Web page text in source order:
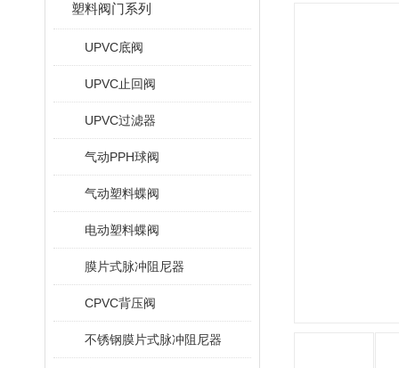
塑料阀门系列
UPVC底阀
UPVC止回阀
UPVC过滤器
气动PPH球阀
气动塑料蝶阀
电动塑料蝶阀
膜片式脉冲阻尼器
CPVC背压阀
不锈钢膜片式脉冲阻尼器